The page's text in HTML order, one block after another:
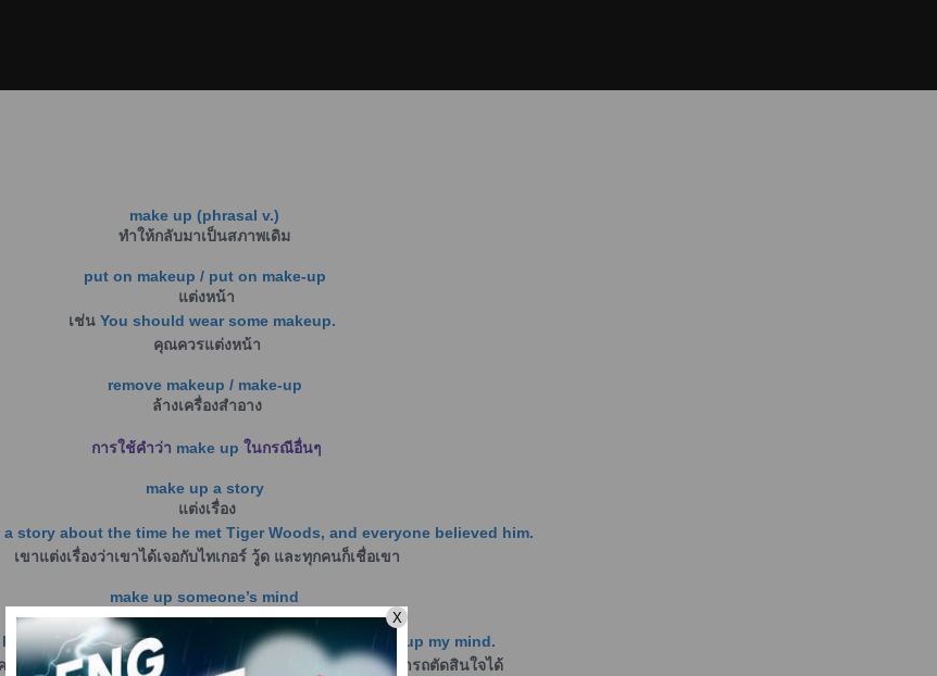
make up (phrasal v.)
ทำให้กลับมาเป็นสภาพเดิม
put on makeup / put on make-up
แต่งหน้า
เช่น You should wear some makeup.
คุณควรแต่งหน้า
remove makeup / make-up
ล้างเครื่องสำอาง
การใช้คำว่า make up ในกรณีอื่นๆ
make up a story
แต่งเรื่อง
a story about the time he met Tiger Woods, and everyone believed him.
เขาแต่งเรื่องว่าเขาได้เจอกับไทเกอร์ วู้ด และทุกคนก็เชื่อเขา
make up someone’s mind
ตัดสินใจ
if I should get a car or a motorbike. I can’t make up my mind.
รจะเลือกอะไรดี ระหว่างรถยนต์ หรือมอเตอร์ไซค์ ฉันไม่สามารถตัดสินใจได้